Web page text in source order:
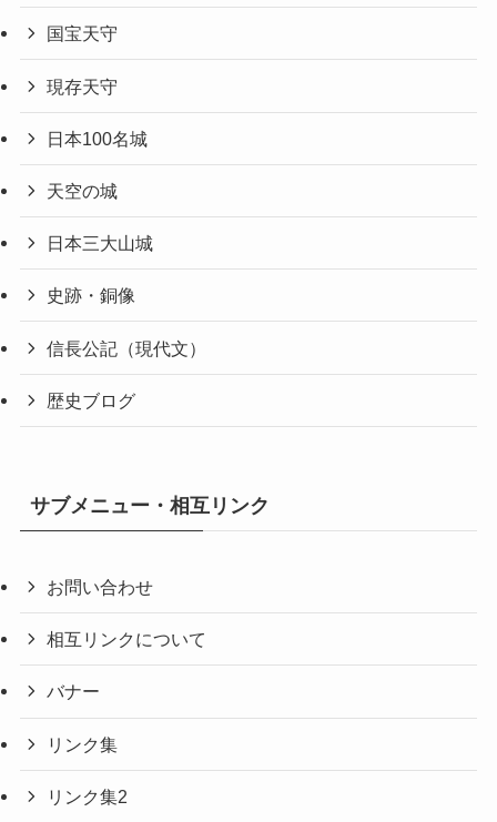
国宝天守
現存天守
日本100名城
天空の城
日本三大山城
史跡・銅像
信長公記（現代文）
歴史ブログ
サブメニュー・相互リンク
お問い合わせ
相互リンクについて
バナー
リンク集
リンク集2